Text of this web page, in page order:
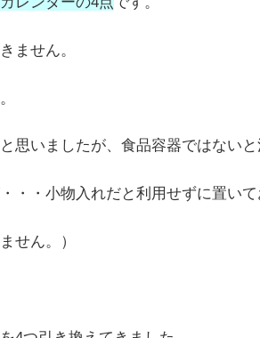
ません。
思いましたが、食品容器ではないと
・・小物入れだと利用せずに置いて
せん。）